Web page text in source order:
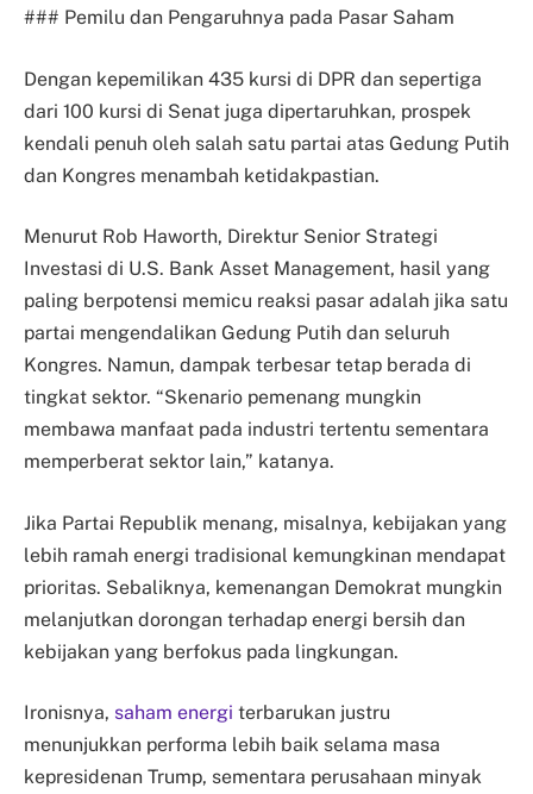
### Pemilu dan Pengaruhnya pada Pasar Saham
Dengan kepemilikan 435 kursi di DPR dan sepertiga
dari 100 kursi di Senat juga dipertaruhkan, prospek
kendali penuh oleh salah satu partai atas Gedung Putih
dan Kongres menambah ketidakpastian.
Menurut Rob Haworth, Direktur Senior Strategi
Investasi di U.S. Bank Asset Management, hasil yang
paling berpotensi memicu reaksi pasar adalah jika satu
partai mengendalikan Gedung Putih dan seluruh
Kongres. Namun, dampak terbesar tetap berada di
tingkat sektor. “Skenario pemenang mungkin
membawa manfaat pada industri tertentu sementara
memperberat sektor lain,” katanya.
Jika Partai Republik menang, misalnya, kebijakan yang
lebih ramah energi tradisional kemungkinan mendapat
prioritas. Sebaliknya, kemenangan Demokrat mungkin
melanjutkan dorongan terhadap energi bersih dan
kebijakan yang berfokus pada lingkungan.
Ironisnya, saham energi terbarukan justru
menunjukkan performa lebih baik selama masa
kepresidenan Trump, sementara perusahaan minyak